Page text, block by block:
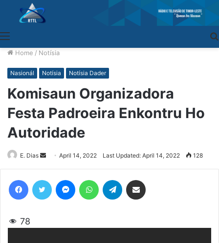
Home / Notísia
Nasionál Notísia Notísia Dader
Komisaun Organizadora
Festa Padroeira Enkontru Ho
Autoridade
E. Dias
Send
an
April 14, 2022 Last Updated: April 14, 2022 128
78